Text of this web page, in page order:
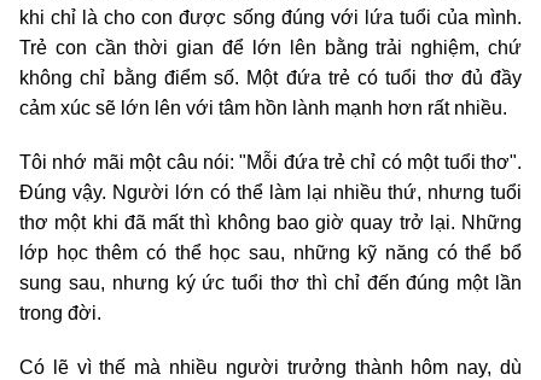
khi chỉ là cho con được sống đúng với lứa tuổi của mình.
Trẻ con cần thời gian để lớn lên bằng trải nghiệm, chứ
không chỉ bằng điểm số. Một đứa trẻ có tuổi thơ đủ đầy
cảm xúc sẽ lớn lên với tâm hồn lành mạnh hơn rất nhiều.
Tôi nhớ mãi một câu nói: "Mỗi đứa trẻ chỉ có một tuổi thơ".
Đúng vậy. Người lớn có thể làm lại nhiều thứ, nhưng tuổi
thơ một khi đã mất thì không bao giờ quay trở lại. Những
lớp học thêm có thể học sau, những kỹ năng có thể bổ
sung sau, nhưng ký ức tuổi thơ thì chỉ đến đúng một lần
trong đời.
Có lẽ vì thế mà nhiều người trưởng thành hôm nay, dù